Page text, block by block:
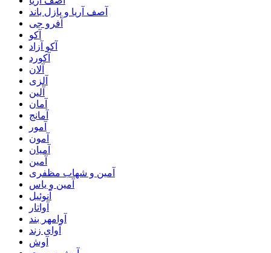
آصف آریا و پازل باند
آفرو جی
آکو
آکو آزاد
آکورد
آلان
آلزی
آلین
آمان
آمانج
آمور
آمون
آمیان
آمین
آمین و شهاب مظفری
آمین و یاس
آنوئیل
آواتار
آوامهر بند
آوای زند
آوش